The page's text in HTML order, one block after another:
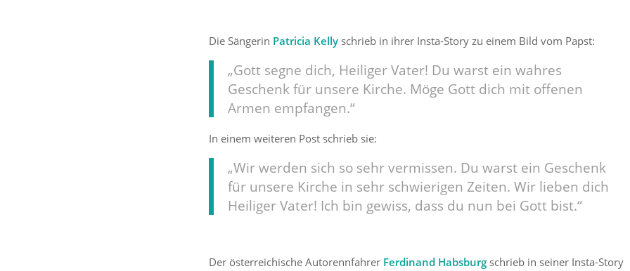
Die Sängerin Patricia Kelly schrieb in ihrer Insta-Story zu einem Bild vom Papst:
„Gott segne dich, Heiliger Vater! Du warst ein wahres
Geschenk für unsere Kirche. Möge Gott dich mit offenen
Armen empfangen.“
In einem weiteren Post schrieb sie:
„Wir werden sich so sehr vermissen. Du warst ein Geschenk
für unsere Kirche in sehr schwierigen Zeiten. Wir lieben dich
Heiliger Vater! Ich bin gewiss, dass du nun bei Gott bist.“
Der österreichische Autorennfahrer Ferdinand Habsburg schrieb in seiner Insta-Story